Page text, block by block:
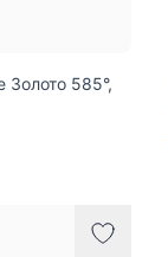
Золото 585°,